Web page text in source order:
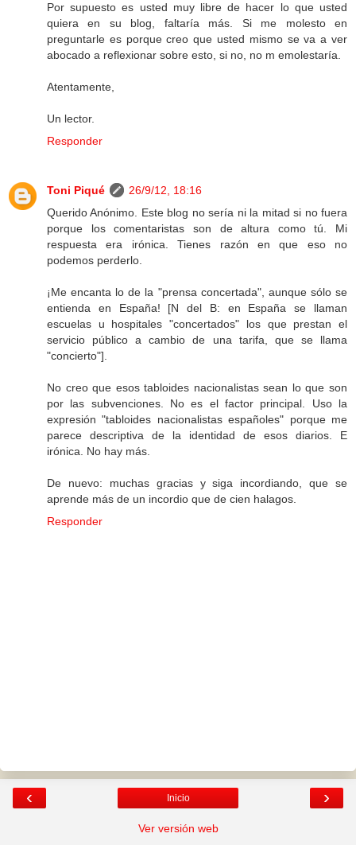
Por supuesto es usted muy libre de hacer lo que usted
quiera en su blog, faltaría más. Si me molesto en
preguntarle es porque creo que usted mismo se va a ver
abocado a reflexionar sobre esto, si no, no m emolestaría.
Atentamente,
Un lector.
Responder
Toni Piqué
26/9/12, 18:16
Querido Anónimo. Este blog no sería ni la mitad si no fuera
porque los comentaristas son de altura como tú. Mi
respuesta era irónica. Tienes razón en que eso no
podemos perderlo.
¡Me encanta lo de la "prensa concertada", aunque sólo se
entienda en España! [N del B: en España se llaman
escuelas u hospitales "concertados" los que prestan el
servicio público a cambio de una tarifa, que se llama
"concierto"].
No creo que esos tabloides nacionalistas sean lo que son
por las subvenciones. No es el factor principal. Uso la
expresión "tabloides nacionalistas españoles" porque me
parece descriptiva de la identidad de esos diarios. E
irónica. No hay más.
De nuevo: muchas gracias y siga incordiando, que se
aprende más de un incordio que de cien halagos.
Responder
‹ ›
Inicio
Ver versión web